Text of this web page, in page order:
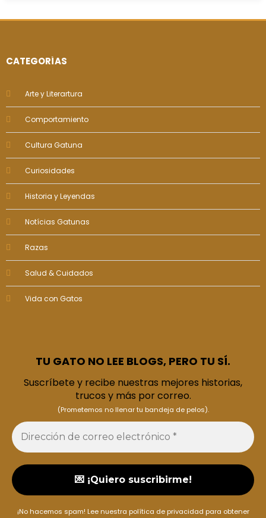
CATEGORÍAS
Arte y Literartura
Comportamiento
Cultura Gatuna
Curiosidades
Historia y Leyendas
Notícias Gatunas
Razas
Salud & Cuidados
Vida con Gatos
TU GATO NO LEE BLOGS, PERO TU SÍ.
Suscríbete y recibe nuestras mejores historias,
trucos y más por correo.
(Prometemos no llenar tu bandeja de pelos).
¡No hacemos spam! Lee nuestra política de privacidad para obtener